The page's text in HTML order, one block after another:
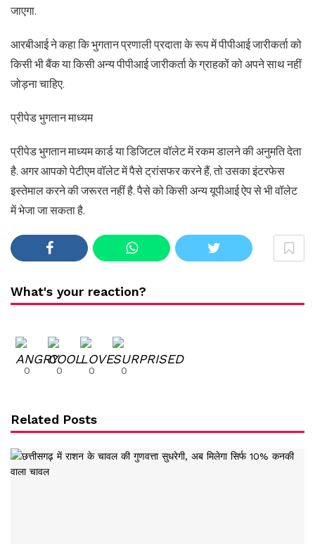
जाएगा.
आरबीआई ने कहा कि भुगतान प्रणाली प्रदाता के रूप में पीपीआई जारीकर्ता को
किसी भी बैंक या किसी अन्य पीपीआई जारीकर्ता के ग्राहकों को अपने साथ नहीं
जोड़ना चाहिए.
प्रीपेड भुगतान माध्यम
प्रीपेड भुगतान माध्यम कार्ड या डिजिटल वॉलेट में रकम डालने की अनुमति देता
है. अगर आपको पेटीएम वॉलेट में पैसे ट्रांसफर करने हैं, तो उसका इंटरफेस
इस्तेमाल करने की जरूरत नहीं है. पैसे को किसी अन्य यूपीआई ऐप से भी वॉलेट
में भेजा जा सकता है.
What's your reaction?
0 0 0 0
Related Posts